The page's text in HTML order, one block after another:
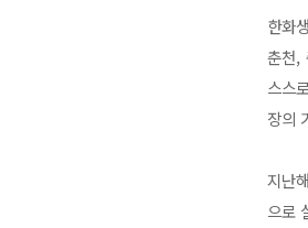
한화
춘천,
스스
장의
지난
으로